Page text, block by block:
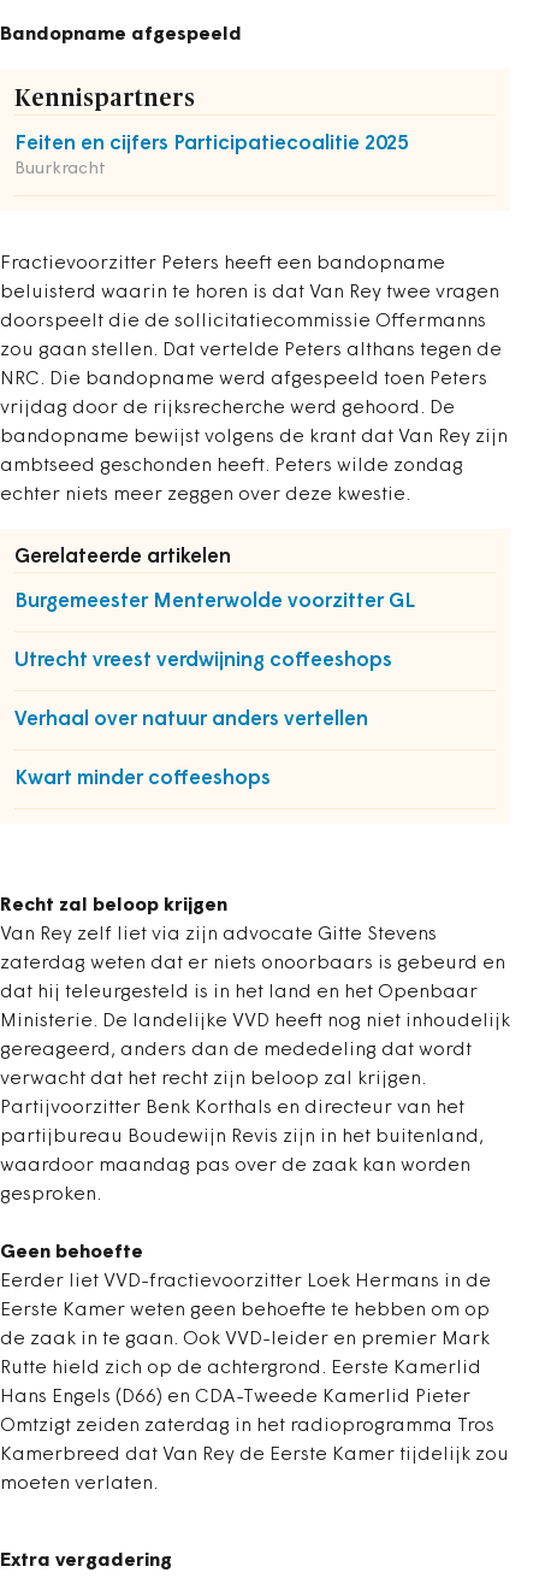
Bandopname afgespeeld
Kennispartners
Feiten en cijfers Participatiecoalitie 2025
Buurkracht
Fractievoorzitter Peters heeft een bandopname
beluisterd waarin te horen is dat Van Rey twee vragen
doorspeelt die de sollicitatiecommissie Offermanns
zou gaan stellen. Dat vertelde Peters althans tegen de
NRC. Die bandopname werd afgespeeld toen Peters
vrijdag door de rijksrecherche werd gehoord. De
bandopname bewijst volgens de krant dat Van Rey zijn
ambtseed geschonden heeft. Peters wilde zondag
echter niets meer zeggen over deze kwestie.
Gerelateerde artikelen
Burgemeester Menterwolde voorzitter GL
Utrecht vreest verdwijning coffeeshops
Verhaal over natuur anders vertellen
Kwart minder coffeeshops
Recht zal beloop krijgen
Van Rey zelf liet via zijn advocate Gitte Stevens
zaterdag weten dat er niets onoorbaars is gebeurd en
dat hij teleurgesteld is in het land en het Openbaar
Ministerie. De landelijke VVD heeft nog niet inhoudelijk
gereageerd, anders dan de mededeling dat wordt
verwacht dat het recht zijn beloop zal krijgen.
Partijvoorzitter Benk Korthals en directeur van het
partijbureau Boudewijn Revis zijn in het buitenland,
waardoor maandag pas over de zaak kan worden
gesproken.
Geen behoefte
Eerder liet VVD-fractievoorzitter Loek Hermans in de
Eerste Kamer weten geen behoefte te hebben om op
de zaak in te gaan. Ook VVD-leider en premier Mark
Rutte hield zich op de achtergrond. Eerste Kamerlid
Hans Engels (D66) en CDA-Tweede Kamerlid Pieter
Omtzigt zeiden zaterdag in het radioprogramma Tros
Kamerbreed dat Van Rey de Eerste Kamer tijdelijk zou
moeten verlaten.
Extra vergadering